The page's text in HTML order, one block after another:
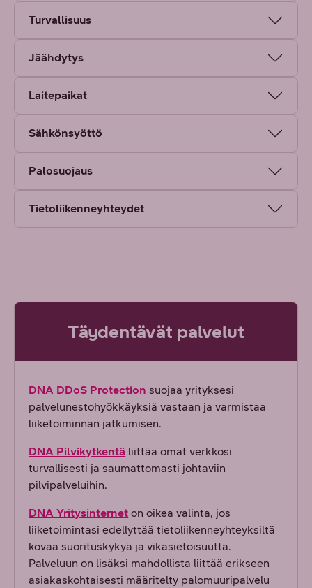
Turvallisuus
Jäähdytys
Laitepaikat
Sähkönsyöttö
Palosuojaus
Tietoliikenneyhteydet
Täydentävät palvelut
DNA DDoS Protection suojaa yrityksesi
palvelunestohyökkäyksiä vastaan ja varmistaa
liiketoiminnan jatkumisen.
DNA Pilvikytkentä liittää omat verkkosi
turvallisesti ja saumattomasti johtaviin
pilvipalveluihin.
DNA Yritysinternet on oikea valinta, jos
liiketoimintasi edellyttää tietoliikenneyhteyksiltä
kovaa suorituskykyä ja vikasietoisuutta.
Palveluun on lisäksi mahdollista liittää erikseen
asiakaskohtaisesti määritelty palomuuripalvelu